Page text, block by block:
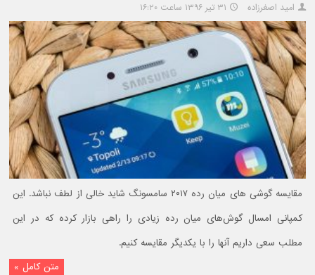
امید اصغرزاده ۳۱ تیر ۱۳۹۶ ساعت ۱۶:۲۰
مقایسه گوشی های میان رده ۲۰۱۷ سامسونگ شاید خالی از لطف نباشد. این
کمپانی امسال گوش‌های میان رده زیادی را راهی بازار کرده که در این
مطلب سعی داریم آنها را با یکدیگر مقایسه کنیم.
متن کامل »